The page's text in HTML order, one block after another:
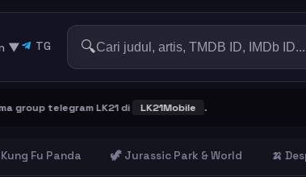
▼ TG 🔍
telegram LK21 di LK21Mobile .
Fu Panda 🦖 Jurassic Park & World 🍌